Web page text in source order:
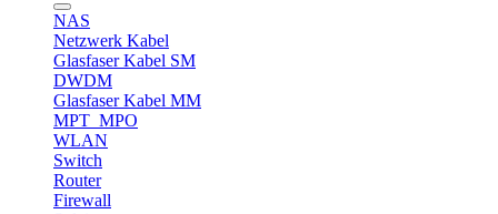
NAS
Netzwerk Kabel
Glasfaser Kabel SM
DWDM
Glasfaser Kabel MM
MPT_MPO
WLAN
Switch
Router
Firewall